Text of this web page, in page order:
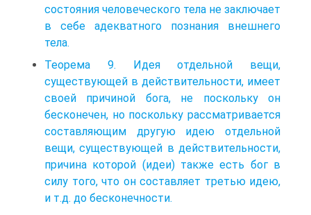
состояния человеческого тела не заключает
в себе адекватного познания внешнего
тела.
Теорема 9. Идея отдельной вещи,
существующей в действительности, имеет
своей причиной бога, не поскольку он
бесконечен, но поскольку рассматривается
составляющим другую идею отдельной
вещи, существующей в действительности,
причина которой (идеи) также есть бог в
силу того, что он составляет третью идею,
и т.д. до бесконечности.